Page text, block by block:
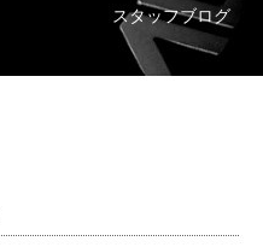
スタッフブログ